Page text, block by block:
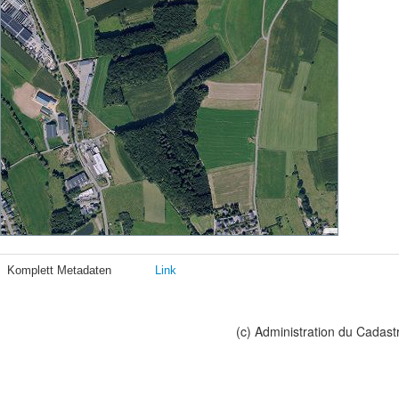
Komplett Metadaten Link
(c) Administration du